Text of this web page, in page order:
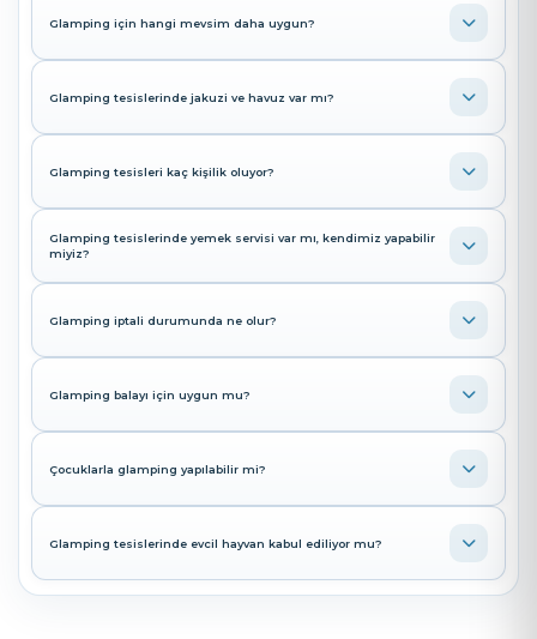
Glamping için hangi mevsim daha uygun?
Glamping tesislerinde jakuzi ve havuz var mı?
Glamping tesisleri kaç kişilik oluyor?
Glamping tesislerinde yemek servisi var mı, kendimiz yapabilir
miyiz?
Glamping iptali durumunda ne olur?
Glamping balayı için uygun mu?
Çocuklarla glamping yapılabilir mi?
Glamping tesislerinde evcil hayvan kabul ediliyor mu?